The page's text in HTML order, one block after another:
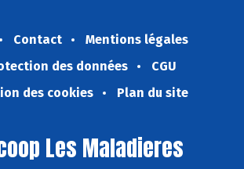
Contact
Mentions légales
des données
CGU
des cookies
Plan du site
Les Maladieres